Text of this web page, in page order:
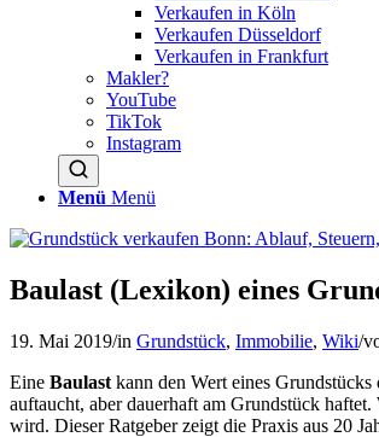
Verkaufen in Köln
Verkaufen Düsseldorf
Verkaufen in Frankfurt
Makler?
YouTube
TikTok
Instagram
Menü Menü
Baulast (Lexikon) eines
19. Mai 2019/in Grundstück, Immobilie, Wiki/
Eine Baulast kann den Wert eines
auftaucht, aber dauerhaft am Grundstück
wird. Dieser Ratgeber zeigt die Praxis aus 20